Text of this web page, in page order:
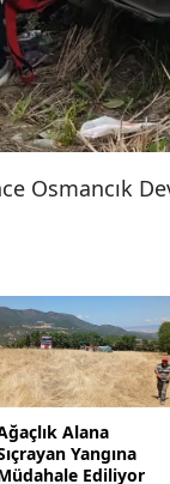
Osmancık
Alana
Yangına
Ediliyor